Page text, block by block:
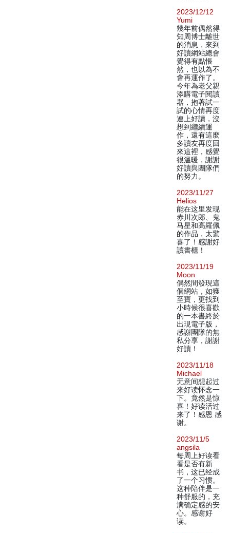
2023/12/12
Yumi
幾年前偶然得
知周博士離世
的消息，來到
好讀網站總會
覺得有點悵
然，也以為不
會再運作了。
今年為老父親
添購電子閱讀
器，抱著試一
試的心情再度
連上好讀，沒
想到繼續運
作，還有這麼
多讀友再度回
來這裡，感覺
很溫暖，謝謝
好讀與團隊們
的努力。
2023/11/27
Helios
能在这里发现
赤川次郎、鬼
马星和高羅佩
的作品，太驚
喜了！感謝好
讀書櫃！
2023/11/19
Moon
偶然間發現這
個網站，如獲
至寶，更找到
小時候很喜歡
的一本書終於
出現電子版，
感謝團隊的無
私分享，謝謝
好讀！
2023/11/18
Michael
无意间想起过
来好读怀念一
下。竟然是惊
喜！好读活过
来了！感恩 感
谢。
2023/11/5
angsila
每周上好读看
看是否有新
书，这已经成
了一个习惯。
这种陪伴是一
种舒服的，充
满确定感的安
心。感谢好
读。